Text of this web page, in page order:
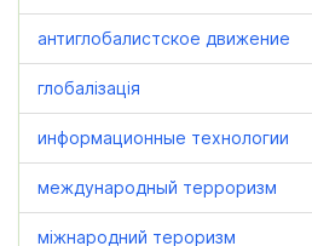
антиглобалистское движение
глобалізація
информационные технологии
международный терроризм
міжнародний тероризм